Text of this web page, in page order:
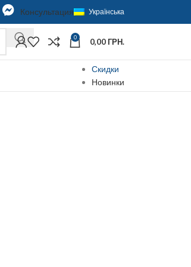
Консультация Українська
0 0,00ГРН.
Скидки
Новинки